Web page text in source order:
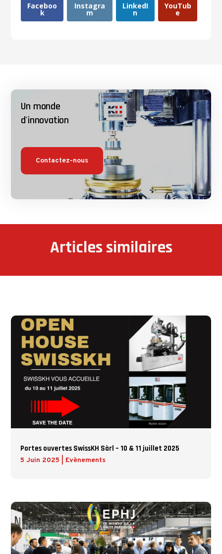
Faceboo
k
Instagra
m
LinkedI
n
YouTub
e
Un monde
d'innovation
Contactez-nous
Articles similaires
Portes ouvertes SwissKH Sàrl – 10 & 11 juillet 2025
5 Juin 2025 Evènements